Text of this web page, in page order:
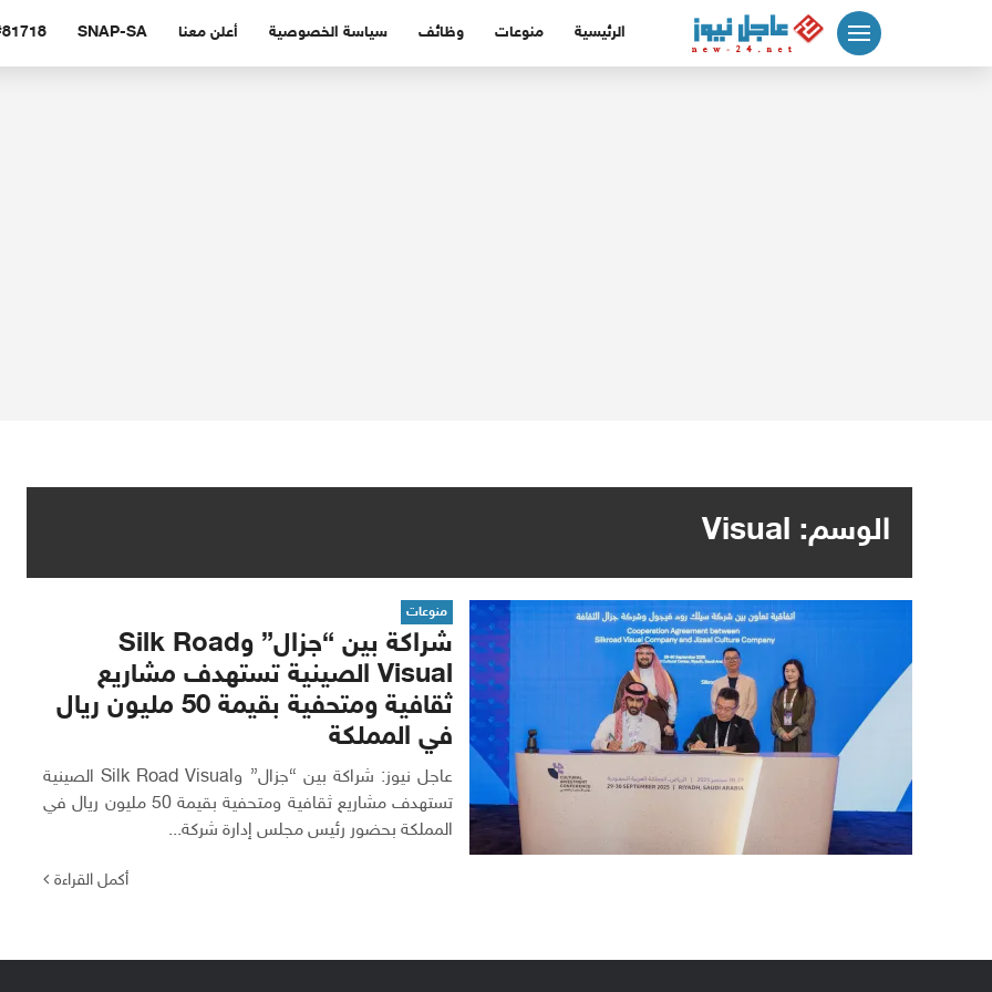
الرئيسية منوعات وظائف سياسة الخصوصية أعلن معنا SNAP-SA #81718 (بدون
الوسم: Visual
منوعات
شراكة بين “جزال” وSilk Road
Visual الصينية تستهدف مشاريع
ثقافية ومتحفية بقيمة 50 مليون ريال
في المملكة
عاجل نيوز: شراكة بين “جزال” وSilk Road Visual الصينية
تستهدف مشاريع ثقافية ومتحفية بقيمة 50 مليون ريال في
المملكة بحضور رئيس مجلس إدارة شركة...
أكمل القراءة